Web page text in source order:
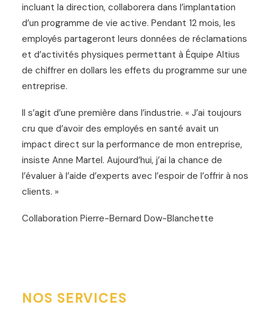
incluant la direction, collaborera dans l’implantation
d’un programme de vie active. Pendant 12 mois, les
employés partageront leurs données de réclamations
et d’activités physiques permettant à Équipe Altius
de chiffrer en dollars les effets du programme sur une
entreprise.
Il s’agit d’une première dans l’industrie. « J’ai toujours
cru que d’avoir des employés en santé avait un
impact direct sur la performance de mon entreprise,
insiste Anne Martel. Aujourd’hui, j’ai la chance de
l’évaluer à l’aide d’experts avec l’espoir de l’offrir à nos
clients. »
Collaboration Pierre-Bernard Dow-Blanchette
NOS SERVICES